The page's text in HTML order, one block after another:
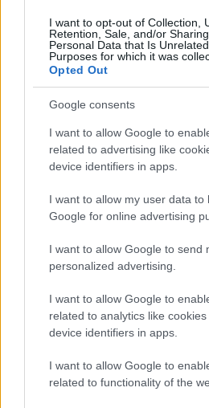
I want to opt-out of Collection,
Retention, Sale, and/or
Personal Data that Is
Purposes for which it was
Opted Out
Google consents
I want to allow Google to
related to advertising like
device identifiers in apps.
I want to allow my user data to
Google for online advertising
I want to allow Google to send
personalized advertising.
I want to allow Google to
related to analytics like
device identifiers in apps.
I want to allow Google to
related to functionality of the
χρειάζεται αίτηση
Τουρισμός για Όλους
έως 600 ευρώ - Ποια
σειρά σήμερα
ΟΠΕΚΑ: Μηνιαίο
ευρώ - Πώς θα τα
ευρώ – Ποια
απαιτούνται